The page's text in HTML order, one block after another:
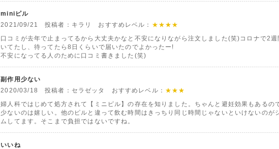
miniピル
2021/09/21 投稿者：キラリ おすすめレベル：
★★★★
口コミが去年で止まってるから大丈夫かなと不安になりながら注文しました(笑)コロナで2
いてたし、待ってたら8日くらいで届いたのでよかったー!
不安になってる人のために口コミ書きました(笑)
副作用少ない
2020/03/18 投稿者：セラゼッタ おすすめレベル： ★★★
婦人科ではじめて処方されて【ミニピル】の存在を知りました。ちゃんと避妊効果もあるの
少ないのは嬉しい。他のピルと違って飲む時間はきっちり同じ時間じゃないといけないのが
ムしてます。そこまで負担ではないですね。
いいね